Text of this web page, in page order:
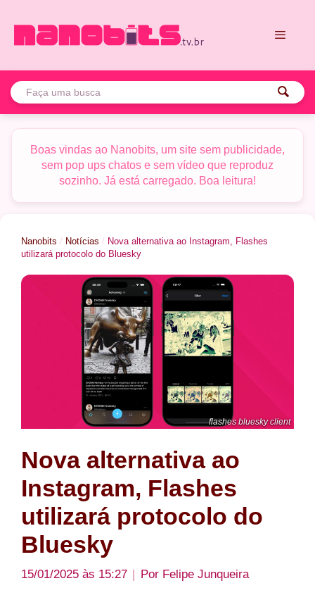
para
Boas vindas ao Nanobits, um site sem publicidade,
sem pop ups chatos e sem vídeo que reproduz
sozinho. Já está carregado. Boa leitura!
Nanobits / Notícias / Nova alternativa ao Instagram, Flashes
utilizará protocolo do Bluesky
flashes bluesky client
Nova alternativa ao
Instagram, Flashes
utilizará protocolo do
Bluesky
15/01/2025 às 15:27 Por Felipe Junqueira